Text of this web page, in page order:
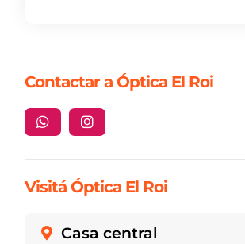
Contactar a Óptica El Roi
 
Visitá Óptica El Roi
 Casa central